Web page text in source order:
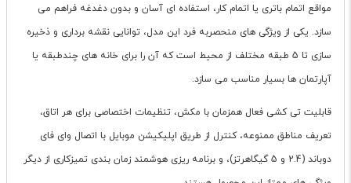
مواقع اتمام باتری یا اتمام کار، استفاده ای آسان و بدون دغدغه فراهم می
سازد. یکی از ویژگی های منحصربه فرد این مدل، توانایی نقشه برداری و ذخیره
سازی تا 5 طبقه مختلف از محیط است که آن را برای خانه های چندطبقه یا
آپارتمان ها بسیار مناسب می سازد.
قابلیت تی کشی فعال همزمان با مکش، تنظیمات اختصاصی برای هر اتاق،
تعریف مناطق ممنوعه، کنترل از طریق اپلیکیشن موبایل با اتصال وای فای
دوباند (2.4 و 5 گیگاهرتز)، و برنامه ریزی هوشمند زمان بندی تمیزکاری از دیگر